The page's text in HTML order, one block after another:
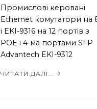
Промислові керовані
Ethernet комутатори на
і EKI-9316 на 12 портів з
POE і 4-ма портами SFP
Advantech EKI-9312
ЧИТАТИ ДАЛІ...